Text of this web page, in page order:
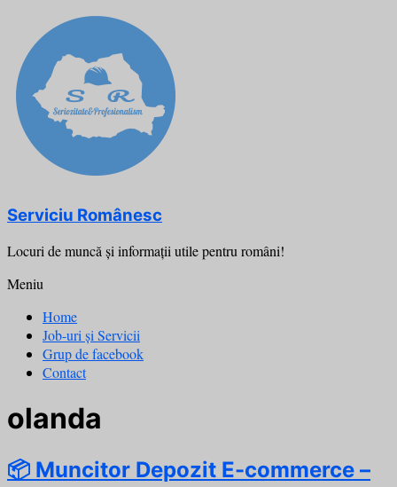
content
Serviciu Românesc
Locuri de muncă şi informații utile pentru români!
Meniu
Home
Job-uri și Servicii
Grup de facebook
Contact
olanda
📦 Muncitor Depozit E-commerce –